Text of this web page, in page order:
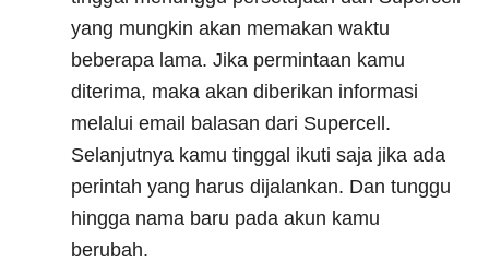
yang mungkin akan memakan waktu
beberapa lama. Jika permintaan kamu
diterima, maka akan diberikan informasi
melalui email balasan dari Supercell.
Selanjutnya kamu tinggal ikuti saja jika ada
perintah yang harus dijalankan. Dan tunggu
hingga nama baru pada akun kamu
berubah.